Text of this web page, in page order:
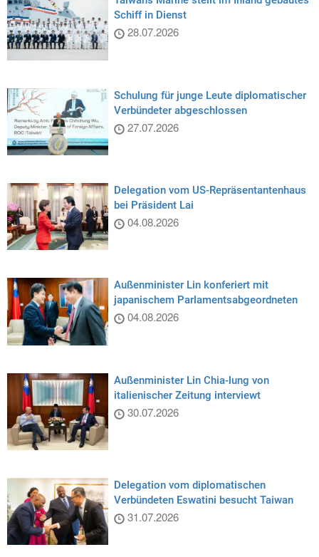
Schiff in Dienst
28.07.2026
Schulung für junge Leute diplomatischer
Verbündeter abgeschlossen
27.07.2026
Delegation vom US-Repräsentantenhaus
bei Präsident Lai
04.08.2026
Außenminister Lin konferiert mit
japanischem Parlamentsabgeordneten
04.08.2026
Außenminister Lin Chia-lung von
italienischer Zeitung interviewt
30.07.2026
Delegation vom diplomatischen
Verbündeten Eswatini besucht Taiwan
31.07.2026